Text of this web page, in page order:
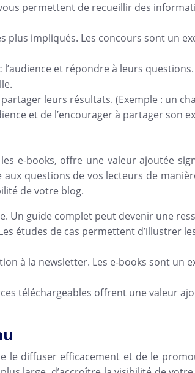
permettent de recueillir des
impliqués. Les concours sont un
et répondre à leurs
leurs résultats. (Exemple : un
et de l’encourager à partager son
e-books, offre une valeur ajoutée
questions de vos lecteurs de
de votre blog.
Un guide complet peut devenir une
études de cas permettent d’illustrer
à la newsletter. Les e-books sont un
téléchargeables offrent une valeur
diffuser efficacement et de le